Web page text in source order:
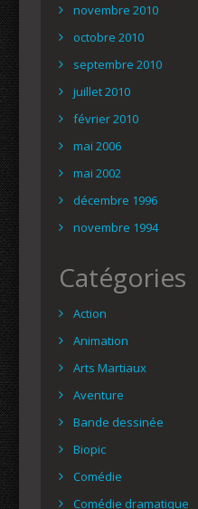
novembre 2010
octobre 2010
septembre 2010
juillet 2010
février 2010
mai 2006
mai 2002
décembre 1996
novembre 1994
Catégories
Action
Animation
Arts Martiaux
Aventure
Bande dessinée
Biopic
Comédie
Comédie dramatique